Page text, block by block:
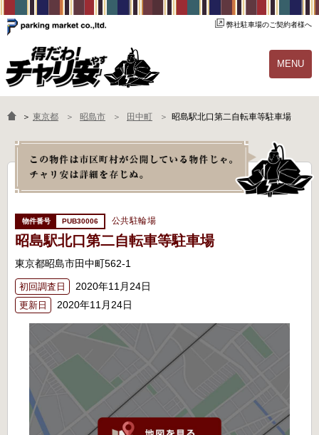
弊社駐車場のご契約者様へ
MENU
物件一覧 ご契約の流れ
よくあるご質問 駐輪場オーナー様へ
＞ 東京都 昭島市 田中町 昭島駅北口第二自転車等駐車場
PUB30006 公共駐輪場
昭島駅北口第二自転車等駐車場
東京都昭島市田中町562-1
初回調査日 2020年11月24日
更新日 2020年11月24日